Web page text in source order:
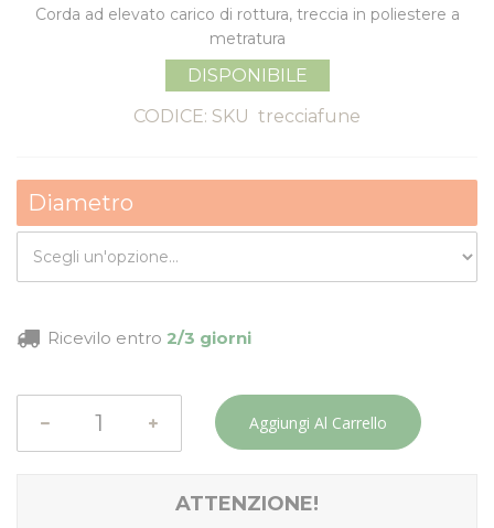
Corda ad elevato carico di rottura, treccia in poliestere a
metratura
DISPONIBILE
CODICE: SKU trecciafune
Diametro
Ricevilo entro 2/3 giorni
Aggiungi Al Carrello
ATTENZIONE!